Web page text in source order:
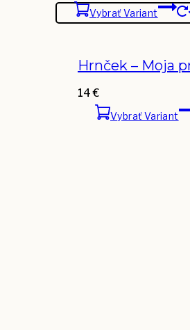
Vybrať Variant
Hrnček – Moja
14€
Vybrať Variant